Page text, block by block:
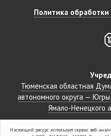
Политика
Тюменская областная
автономного округа — Югры
Ямало-Ненецкого
Настоящий ресурс использует сервис веб-